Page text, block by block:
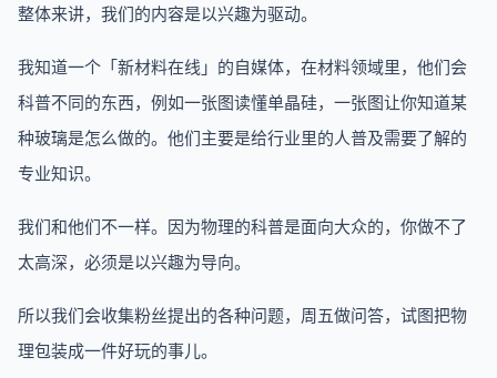
整体来讲，我们的内容是以兴趣为驱动。
我知道一个「新材料在线」的自媒体，在材料领域里，他们会
科普不同的东西，例如一张图读懂单晶硅，一张图让你知道某
种玻璃是怎么做的。他们主要是给行业里的人普及需要了解的
专业知识。
我们和他们不一样。因为物理的科普是面向大众的，你做不了
太高深，必须是以兴趣为导向。
所以我们会收集粉丝提出的各种问题，周五做问答，试图把物
理包装成一件好玩的事儿。